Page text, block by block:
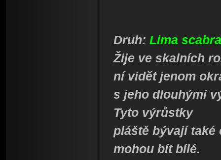
Druh: Lima
Žije ve skalních
ní vidět jenom
s jeho dlouhými
Tyto výrůstky
pláště bývají také
mohou bít bílé.